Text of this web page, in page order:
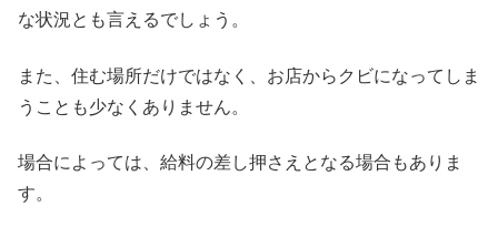
な状況とも言えるでしょう。
また、住む場所だけではなく、お店からクビになってしま
うことも少なくありません。
場合によっては、給料の差し押さえとなる場合もありま
す。